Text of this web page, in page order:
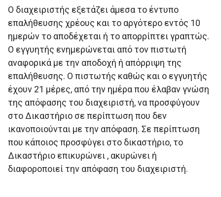
Ο διαχειριστής εξετάζει άµεσα το έντυπο
επαλήθευσης χρέους και το αργότερο εντός 10
ηµερών το αποδέχεται ή το απορρίπτει γραπτώς.
Ο εγγυητής ενηµερώνεται από τον πιστωτή
αναφορικά µε την αποδοχή ή απόρριψη της
επαλήθευσης. Ο πιστωτής καθώς και ο εγγυητής
έχουν 21 µέρες, από την ηµέρα που έλαβαν γνώση
της απόφασης του διαχειριστή, να προσφύγουν
στο ∆ικαστήριο σε περίπτωση που δεν
ικανοποιούνται µε την απόφαση. Σε περίπτωση
που κάποιος προσφύγει στο δικαστήριο, το
∆ικαστήριο επικυρώνει , ακυρώνει ή
διαφοροποιεί την απόφαση του διαχειριστή.